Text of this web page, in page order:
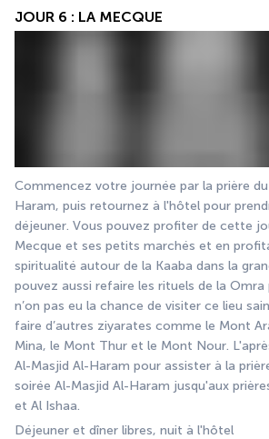
JOUR 6 : LA MECQUE
Commencez votre journée par la prière
Haram, puis retournez à l'hôtel pour
déjeuner. Vous pouvez profiter de cette
Mecque et ses petits marchés et en
spiritualité autour de la Kaaba dans la
pouvez aussi refaire les rituels de la
n’on pas eu la chance de visiter ce lieu
faire d’autres ziyarates comme le Mont
Mina, le Mont Thur et le Mont Nour.
Al-Masjid Al-Haram pour assister à la
soirée Al-Masjid Al-Haram jusqu'aux
et Al Ishaa.
Déjeuner et dîner libres, nuit à l'hôtel